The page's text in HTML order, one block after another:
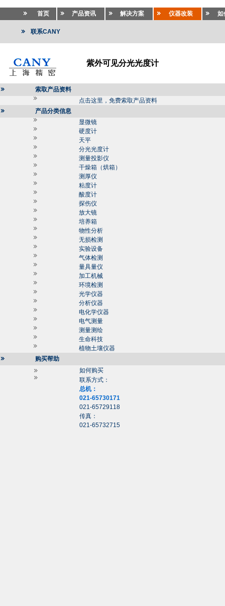
首页 产品资讯 解决方案 仪器改装 如
联系CANY
紫外可见分光光度计
索取产品资料
点击这里，免费索取产品资料
产品分类信息
显微镜
硬度计
天平
分光光度计
测量投影仪
干燥箱（烘箱）
测厚仪
粘度计
酸度计
探伤仪
放大镜
培养箱
物性分析
无损检测
实验设备
气体检测
量具量仪
加工机械
环境检测
光学仪器
分析仪器
电化学仪器
电气测量
测量测绘
生命科技
植物土壤仪器
购买帮助
如何购买
联系方式：
总机：
021-65730171
021-65729118
传真：
021-65732715